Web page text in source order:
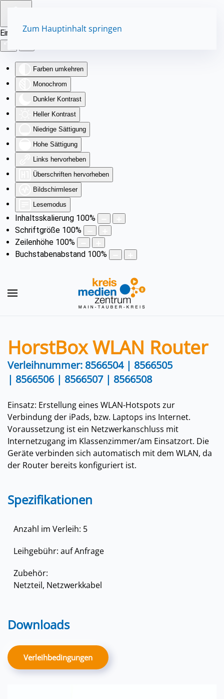
Eingabehilfen öffnen
Farben umkehren
Monochrom
Dunkler Kontrast
Heller Kontrast
Niedrige Sättigung
Hohe Sättigung
Links hervorheben
Überschriften hervorheben
Bildschirmleser
Lesemodus
Inhaltsskalierung 100%
Schriftgröße 100%
Zeilenhöhe 100%
Buchstabenabstand 100%
Zum Hauptinhalt springen
HorstBox WLAN Router
Verleihnummer: 8566504 | 8566505
| 8566506 | 8566507 | 8566508
Einsatz: Erstellung eines WLAN-Hotspots zur
Verbindung der iPads, bzw. Laptops ins Internet.
Voraussetzung ist ein Netzwerkanschluss mit
Internetzugang im Klassenzimmer/am Einsatzort. Die
Geräte verbinden sich automatisch mit dem WLAN, da
der Router bereits konfiguriert ist.
Spezifikationen
Anzahl im Verleih: 5
Leihgebühr: auf Anfrage
Zubehör:
Netzteil, Netzwerkkabel
Downloads
Verleihbedingungen